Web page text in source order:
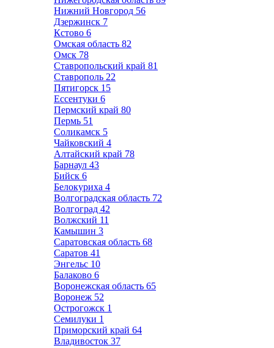
Нижний Новгород 56
Дзержинск 7
Кстово 6
Омская область 82
Омск 78
Ставропольский край 81
Ставрополь 22
Пятигорск 15
Ессентуки 6
Пермский край 80
Пермь 51
Соликамск 5
Чайковский 4
Алтайский край 78
Барнаул 43
Бийск 6
Белокуриха 4
Волгоградская область 72
Волгоград 42
Волжский 11
Камышин 3
Саратовская область 68
Саратов 41
Энгельс 10
Балаково 6
Воронежская область 65
Воронеж 52
Острогожск 1
Семилуки 1
Приморский край 64
Владивосток 37